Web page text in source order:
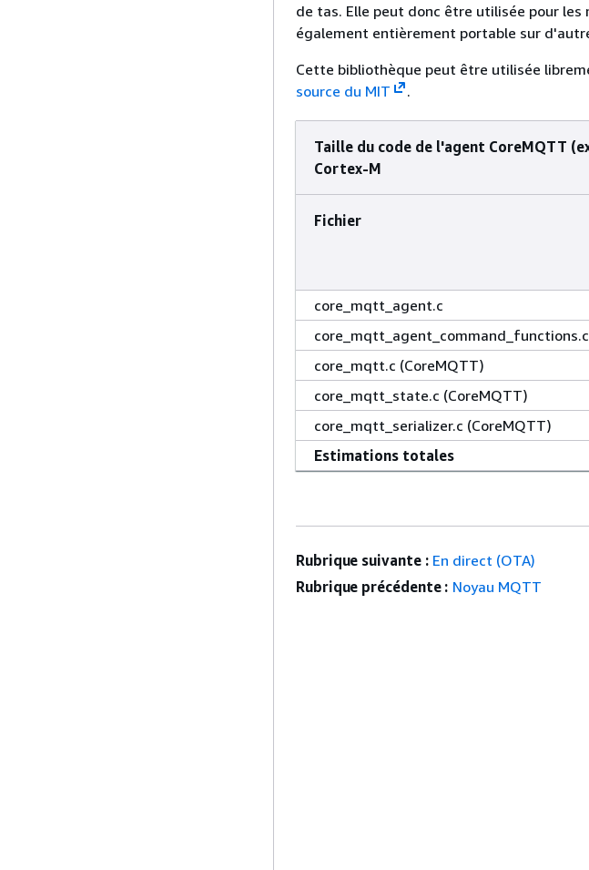
de tas. Elle peut donc être utilisée pour
également entièrement portable sur
Cette bibliothèque peut être utilisée
source du MIT
.
Taille du code de l'agent CoreMQTT
Cortex-M
Fichier
core_mqtt_agent.c
core_mqtt_agent_command_functions.c
core_mqtt.c (CoreMQTT)
core_mqtt_state.c (CoreMQTT)
core_mqtt_serializer.c (CoreMQTT)
Estimations totales
Rubrique suivante : En direct (OTA)
Rubrique précédente : Noyau MQTT